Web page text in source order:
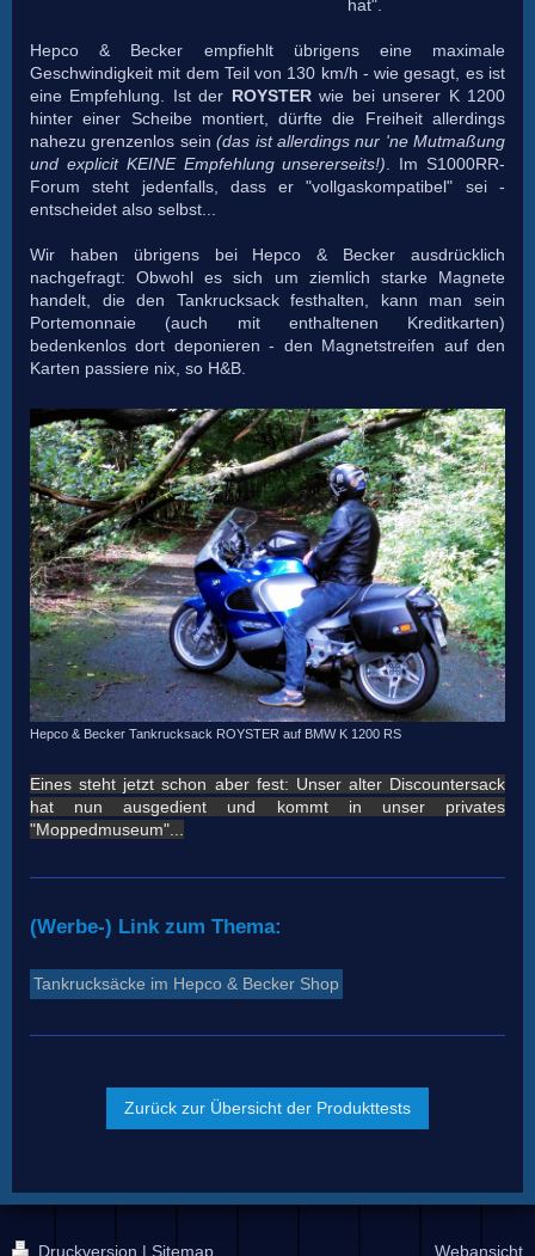
hat".
Hepco & Becker empfiehlt übrigens eine maximale
Geschwindigkeit mit dem Teil von 130 km/h - wie gesagt, es ist
eine Empfehlung. Ist der ROYSTERwie bei unserer K 1200
hinter einer Scheibe montiert, dürfte die Freiheit allerdings
nahezu grenzenlos sein(das ist allerdings nur 'ne Mutmaßung
und explicit KEINE Empfehlung unsererseits!) . Im S1000RR-
Forum steht jedenfalls, dass er "vollgaskompatibel" sei -
entscheidet also selbst...
Wir haben übrigens bei Hepco & Becker ausdrücklich
nachgefragt: Obwohl es sich um ziemlich starke Magnete
handelt, die den Tankrucksack festhalten, kann man sein
Portemonnaie (auch mit enthaltenen Kreditkarten)
bedenkenlos dort deponieren - den Magnetstreifen auf den
Karten passiere nix, so H&B.
Hepco & Becker Tankrucksack ROYSTER auf BMW K 1200 RS
Eines steht jetzt schon aber fest: Unser alter Discountersack
hat nun ausgedient und kommt in unser privates
"Moppedmuseum"...
(Werbe-) Link zum Thema:
Tankrucksäcke im Hepco & Becker Shop
Zurück zur Übersicht der Produkttests
Druckversion | Sitemap Webansicht